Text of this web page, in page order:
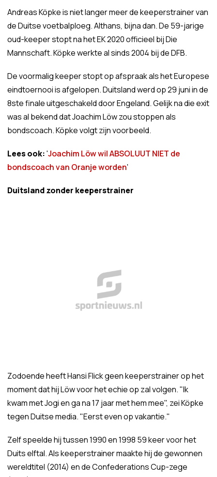
Andreas Köpke is niet langer meer de keeperstrainer van
de Duitse voetbalploeg. Althans, bijna dan. De 59-jarige
oud-keeper stopt na het EK 2020 officieel bij Die
Mannschaft. Köpke werkte al sinds 2004 bij de DFB.
De voormalig keeper stopt op afspraak als het Europese
eindtoernooi is afgelopen. Duitsland werd op 29 juni in de
8ste finale uitgeschakeld door Engeland. Gelijk na die exit
was al bekend dat Joachim Löw zou stoppen als
bondscoach. Köpke volgt zijn voorbeeld.
Lees ook:'Joachim Löw wil ABSOLUUT NIET de
bondscoach van Oranje worden'
Duitsland zonder keeperstrainer
Zodoende heeft Hansi Flick geen keeperstrainer op het
moment dat hij Löw voor het echie op zal volgen. "Ik
kwam met Jogi en ga na 17 jaar met hem mee", zei Köpke
tegen Duitse media. "Eerst even op vakantie."
Zelf speelde hij tussen 1990 en 1998 59 keer voor het
Duits elftal. Als keeperstrainer maakte hij de gewonnen
wereldtitel (2014) en de Confederations Cup-zege